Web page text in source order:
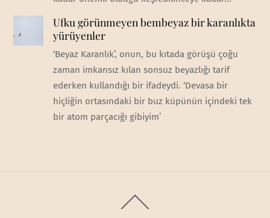
Ufku görünmeyen bembeyaz bir karanlıkta
yürüyenler
‘Beyaz Karanlık’, onun, bu kıtada görüşü çoğu
zaman imkansız kılan sonsuz beyazlığı tarif
ederken kullandığı bir ifadeydi. ‘Devasa bir
hiçliğin ortasındaki bir buz küpünün içindeki tek
bir atom parçacığı gibiyim’
To